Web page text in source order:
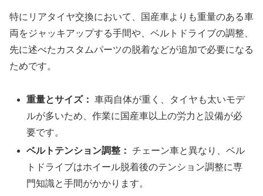
特にリアタイヤ交換において、国産車よりも重量のある車
両をジャッキアップする手間や、ベルトドライブの調整、
先に述べたカスタムパーツの脱着などが追加で必要になる
ためです。
重量とサイズ： 車両自体が重く、タイヤも太いモデ
ルが多いため、作業に国産車以上の労力と設備が必
要です。
ベルトテンション調整： チェーン車と異なり、ベル
トドライブはホイール脱着後のテンション調整に専
門知識と手間がかかります。